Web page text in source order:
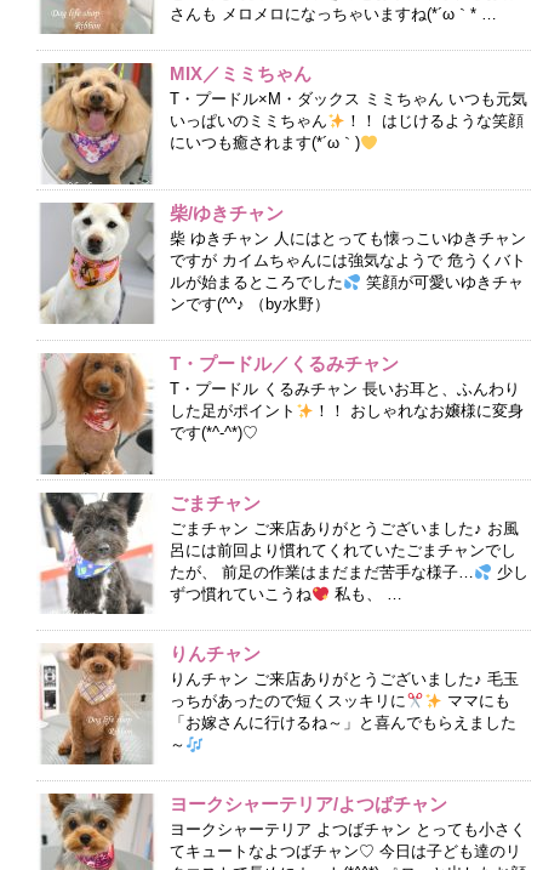
さんも メロメロになっちゃいますね(*´ω｀* …
MIX／ミミちゃん
T・プードル×M・ダックス ミミちゃん いつも元気
いっぱいのミミちゃん
！！ はじけるような笑顔
にいつも癒されます(*´ω｀)
柴/ゆきチャン
柴 ゆきチャン 人にはとっても懐っこいゆきチャン
ですが カイムちゃんには強気なようで 危うくバト
ルが始まるところでした
笑顔が可愛いゆきチャ
ンです(^^♪ （by水野）
T・プードル／くるみチャン
T・プードル くるみチャン 長いお耳と、ふんわり
した足がポイント
！！ おしゃれなお嬢様に変身
です(*^-^*)♡
ごまチャン
ごまチャン ご来店ありがとうございました♪ お風
呂には前回より慣れてくれていたごまチャンでし
たが、 前足の作業はまだまだ苦手な様子…
少し
ずつ慣れていこうね
私も、 …
りんチャン
りんチャン ご来店ありがとうございました♪ 毛玉
っちがあったので短くスッキリに
ママにも
「お嫁さんに行けるね～」と喜んでもらえました
～
ヨークシャーテリア/よつばチャン
ヨークシャーテリア よつばチャン とっても小さく
てキュートなよつばチャン♡ 今日は子ども達のリ